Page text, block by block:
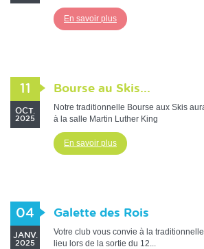
En savoir plus
11
OCT.
2025
Bourse au Skis...
Notre traditionnelle Bourse aux Skis
à la salle Martin Luther King
En savoir plus
04
JANV.
2025
Galette des Rois
Votre club vous convie à la
lieu lors de la sortie du 12...